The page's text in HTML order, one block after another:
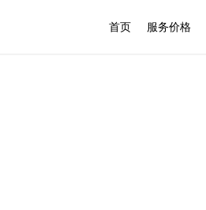
首页 服务价格